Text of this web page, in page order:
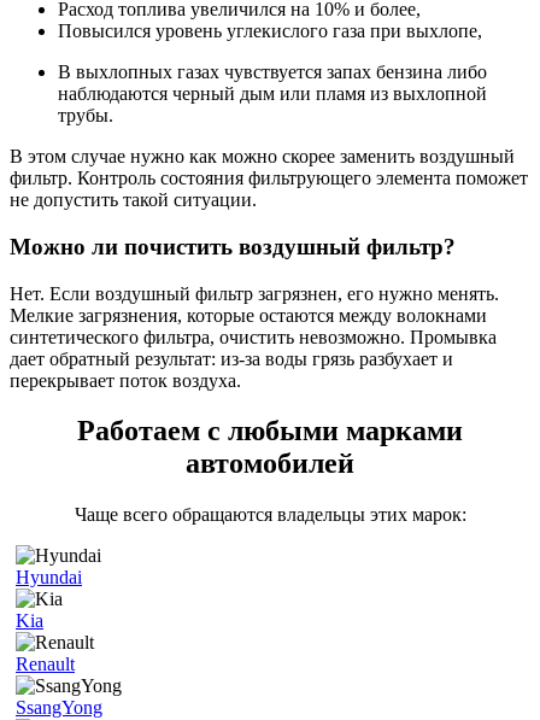
Расход топлива увеличился на 10% и более,
Повысился уровень углекислого газа при выхлопе,
В выхлопных газах чувствуется запах бензина либо
наблюдаются черный дым или пламя из выхлопной
трубы.
В этом случае нужно как можно скорее заменить воздушный
фильтр. Контроль состояния фильтрующего элемента поможет
не допустить такой ситуации.
Можно ли почистить воздушный фильтр?
Нет. Если воздушный фильтр загрязнен, его нужно менять.
Мелкие загрязнения, которые остаются между волокнами
синтетического фильтра, очистить невозможно. Промывка
дает обратный результат: из-за воды грязь разбухает и
перекрывает поток воздуха.
Работаем с любыми марками
автомобилей
Чаще всего обращаются владельцы этих марок:
Hyundai
Kia
Renault
SsangYong